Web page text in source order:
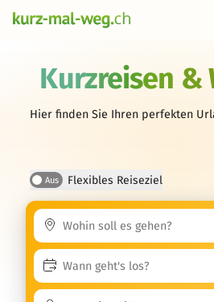
Kurzreisen &
Hier finden Sie Ihren perfekten
Aus Flexibles Reiseziel